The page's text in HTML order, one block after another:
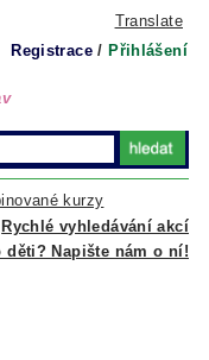
Translate
Registrace / Přihlášení
Rychlé vyhledávání akcí
kurzy
děti? Napište nám o ní!